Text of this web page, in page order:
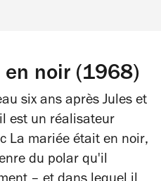
noir (1968)
six ans après Jules et
est un réalisateur
La mariée était en noir,
du polar qu'il